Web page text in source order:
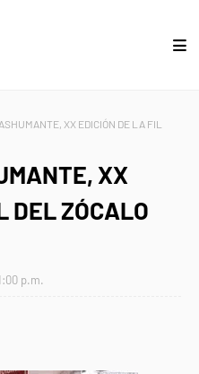
XX EDICIÓN DE LA FIL
XX
DEL ZÓCALO
p.m.